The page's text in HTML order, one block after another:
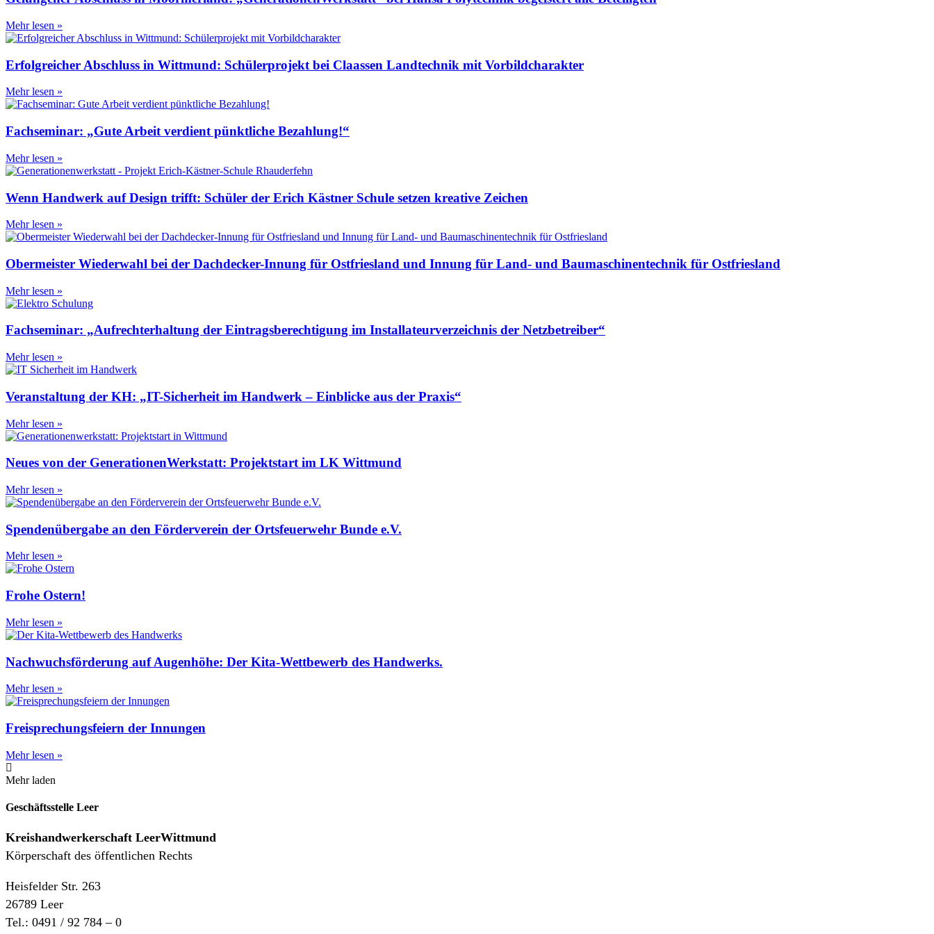
Mehr lesen »
Erfolgreicher Abschluss in Wittmund: Schülerprojekt bei Claassen Landtechnik mit Vorbildcharakter
Mehr lesen »
Fachseminar: „Gute Arbeit verdient pünktliche Bezahlung!“
Mehr lesen »
Wenn Handwerk auf Design trifft: Schüler der Erich Kästner Schule setzen kreative Zeichen
Mehr lesen »
Obermeister Wiederwahl bei der Dachdecker-Innung für Ostfriesland und Innung für Land- und Baumaschinentechnik für Ostfriesland
Mehr lesen »
Fachseminar: „Aufrechterhaltung der Eintragsberechtigung im Installateurverzeichnis der Netzbetreiber“
Mehr lesen »
Veranstaltung der KH: „IT-Sicherheit im Handwerk – Einblicke aus der Praxis“
Mehr lesen »
Neues von der GenerationenWerkstatt: Projektstart im LK Wittmund
Mehr lesen »
Spendenübergabe an den Förderverein der Ortsfeuerwehr Bunde e.V.
Mehr lesen »
Frohe Ostern!
Mehr lesen »
Nachwuchsförderung auf Augenhöhe: Der Kita-Wettbewerb des Handwerks.
Mehr lesen »
Freisprechungsfeiern der Innungen
Mehr lesen »
Mehr laden
Geschäftsstelle Leer
Kreishandwerkerschaft LeerWittmund
Körperschaft des öffentlichen Rechts
Heisfelder Str. 263
26789 Leer
Tel.: 0491 / 92 784 – 0